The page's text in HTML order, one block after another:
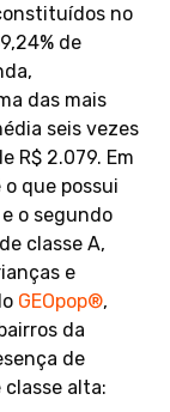
no
de
das mais
seis vezes
R$ 2.079. Em
que possui
o segundo
classe A,
e
GEOpop®,
da
de
alta: